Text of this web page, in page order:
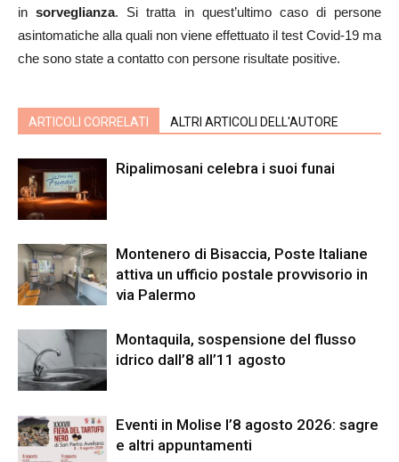
insorveglianza. Si tratta in quest’ultimo caso di persone
asintomatiche alla quali non viene effettuato il test Covid-19 ma
che sono state a contatto con persone risultate positive.
ARTICOLI CORRELATI ALTRI ARTICOLI DELL'AUTORE
Ripalimosani celebra i suoi funai
Montenero di Bisaccia, Poste Italiane
attiva un ufficio postale provvisorio in
via Palermo
Montaquila, sospensione del flusso
idrico dall’8 all’11 agosto
Eventi in Molise l’8 agosto 2026: sagre
e altri appuntamenti